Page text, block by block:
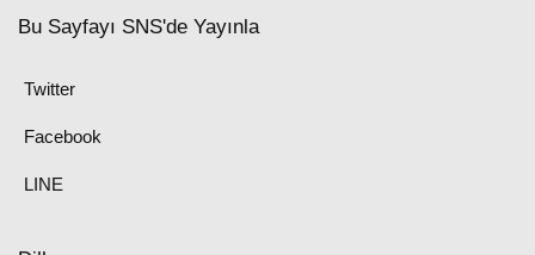
Bu Sayfayı SNS'de Yayınla
Twitter
Facebook
LINE